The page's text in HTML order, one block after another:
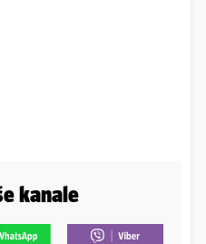
kanale